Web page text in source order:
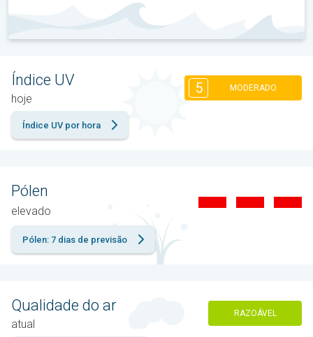
Índice UV
hoje
5 MODERADO
Índice UV por hora
Pólen
elevado
Pólen: 7 dias de previsão
Qualidade do ar
atual
RAZOÁVEL